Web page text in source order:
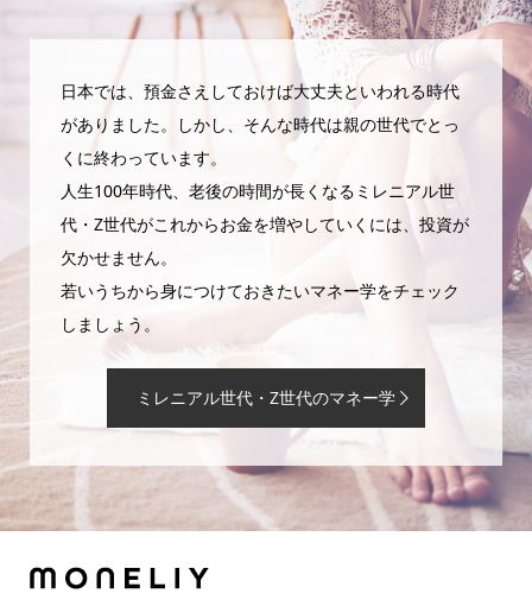
日本では、預金さえしておけば大丈夫といわれる時代
がありました。しかし、そんな時代は親の世代でとっ
くに終わっています。
人生100年時代、老後の時間が長くなるミレニアル世
代・Z世代がこれからお金を増やしていくには、投資が
欠かせません。
若いうちから身につけておきたいマネー学をチェック
しましょう。
ミレニアル世代・Z世代のマネー学